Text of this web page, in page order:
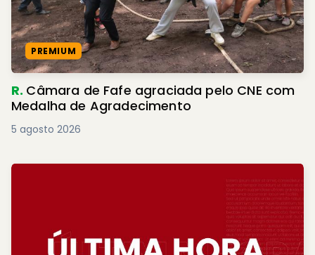
PREMIUM
R. Câmara de Fafe agraciada pelo CNE com
Medalha de Agradecimento
5 agosto 2026